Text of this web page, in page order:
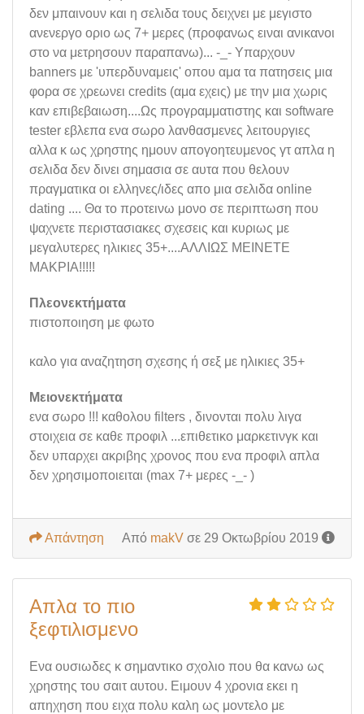
δεν μπαινουν και η σελιδα τους δειχνει με μεγιστο
ανενεργο οριο ως 7+ μερες (προφανως ειναι ανικανοι
στο να μετρησουν παραπανω)... -_- Υπαρχουν
banners με 'υπερδυναμεις' οπου αμα τα πατησεις μια
φορα σε χρεωνει credits (αμα εχεις) με την μια χωρις
καν επιβεβαιωση....Ως προγραμματιστης και software
tester εβλεπα ενα σωρο λανθασμενες λειτουργιες
αλλα κ ως χρηστης ημουν απογοητευμενος γτ απλα η
σελιδα δεν δινει σημασια σε αυτα που θελουν
πραγματικα οι ελληνες/ιδες απο μια σελιδα online
dating .... Θα το προτεινω μονο σε περιπτωση που
ψαχνετε περιστασιακες σχεσεις και κυριως με
μεγαλυτερες ηλικιες 35+....ΑΛΛΙΩΣ ΜΕΙΝΕΤΕ
ΜΑΚΡΙΑ!!!!!
Πλεονεκτήματα
πιστοποιηση με φωτο
καλο για αναζητηση σχεσης ή σεξ με ηλικιες 35+
Μειονεκτήματα
ενα σωρο !!! καθολου filters , δινονται πολυ λιγα
στοιχεια σε καθε προφιλ ...επιθετικο μαρκετινγκ και
δεν υπαρχει ακριβης χρονος που ενα προφιλ απλα
δεν χρησιμοποιειται (max 7+ μερες -_- )
Από makV σε 29 Οκτωβρίου 2019
Απάντηση
Απλα το πιο
ξεφτιλισμενο
Ενα ουσιωδες κ σημαντικο σχολιο που θα κανω ως
χρηστης του σαιτ αυτου. Ειμουν 4 χρονια εκει η
απηχηση που ειχα πολυ καλη ως μοντελο με